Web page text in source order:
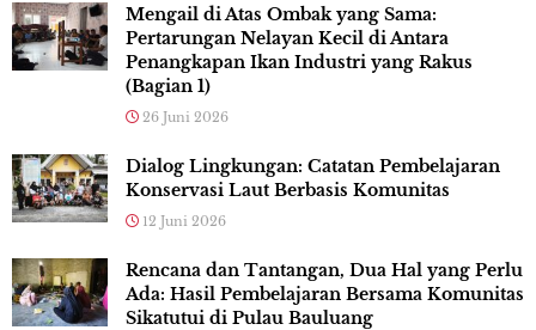
Mengail di Atas Ombak yang Sama:
Pertarungan Nelayan Kecil di Antara
Penangkapan Ikan Industri yang Rakus
(Bagian 1)
26 Juni 2026
Dialog Lingkungan: Catatan Pembelajaran
Konservasi Laut Berbasis Komunitas
12 Juni 2026
Rencana dan Tantangan, Dua Hal yang Perlu
Ada: Hasil Pembelajaran Bersama Komunitas
Sikatutui di Pulau Bauluang